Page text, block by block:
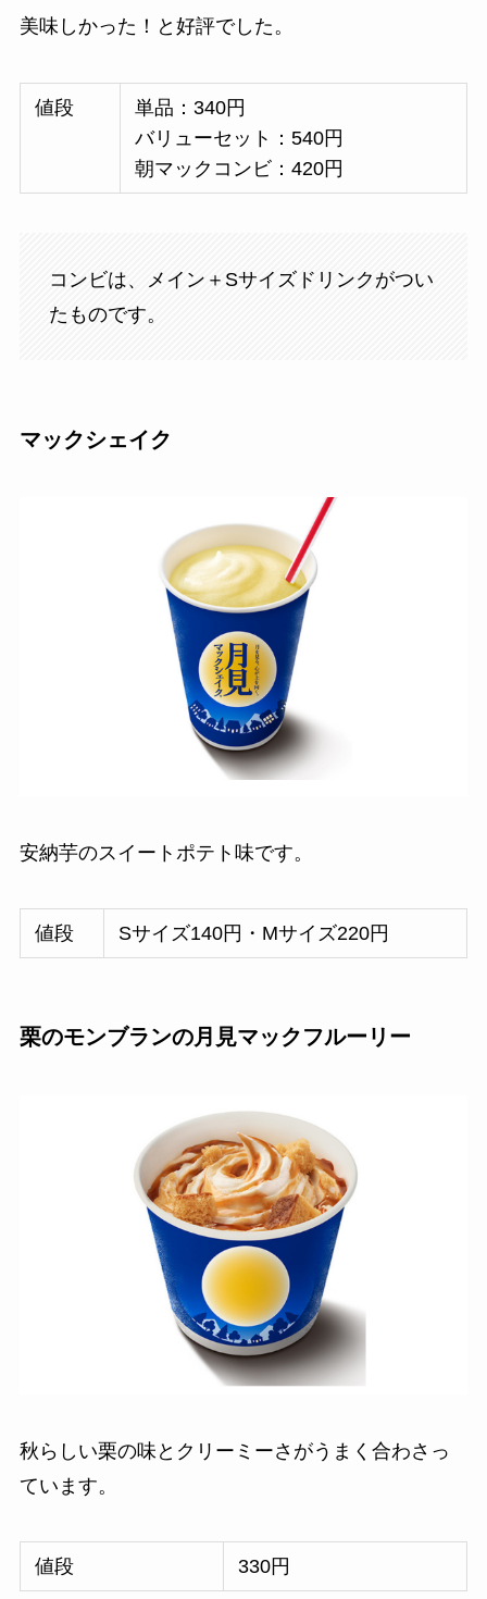
美味しかった！と好評でした。
値段
単品：340円
バリューセット：540円
朝マックコンビ：420円
コンビは、メイン＋Sサイズドリンクがつい
たものです。
マックシェイク
安納芋のスイートポテト味です。
値段 Sサイズ140円・Mサイズ220円
栗のモンブランの月見マックフルーリー
秋らしい栗の味とクリーミーさがうまく合わさっ
ています。
値段 330円